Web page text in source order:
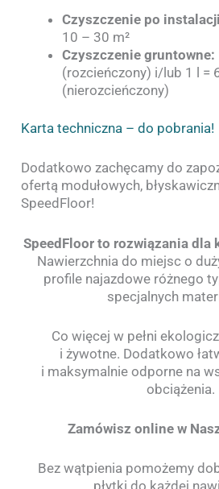
Czyszczenie po
10 – 30 m²
Czyszczenie gruntowne:
(rozcieńczony) i/lub 1 l =
(nierozcieńczony)
Karta techniczna – do pobrania!
Dodatkowo zachęcamy do
ofertą modułowych,
SpeedFloor!
SpeedFloor to rozwiązania dla
Nawierzchnia do miejsc o
profile najazdowe różnego
specjalnych
Co więcej w pełni
i żywotne. Dodatkowo
i maksymalnie odporne na
obciążenia.
Zamówisz online w
Bez wątpienia pomożemy